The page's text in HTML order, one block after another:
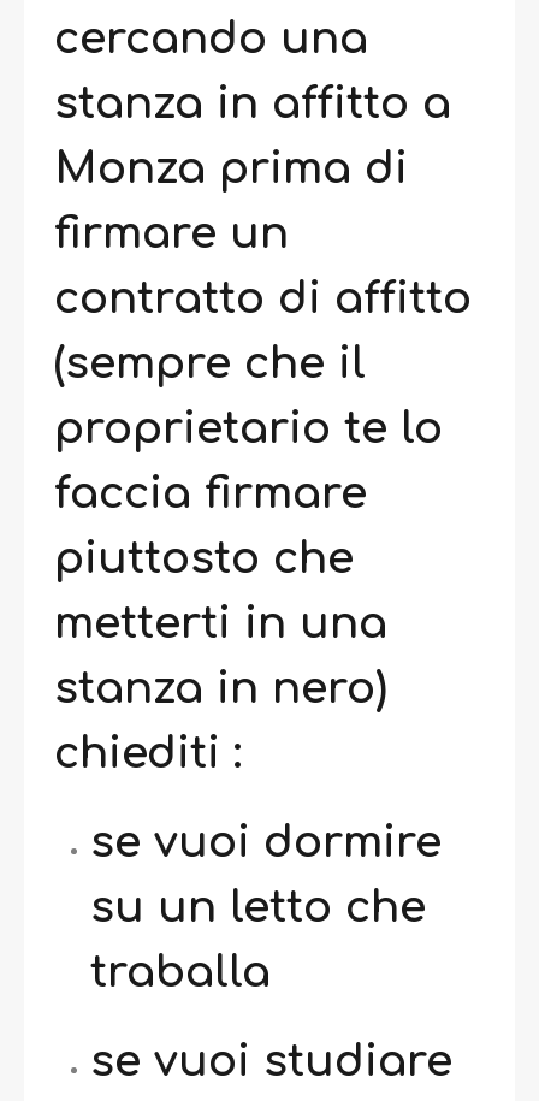
cercando una
stanza in affitto a
Monza prima di
firmare un
contratto di affitto
(sempre che il
proprietario te lo
faccia firmare
piuttosto che
metterti in una
stanza in nero)
chiediti :
se vuoi dormire
su un letto che
traballa
se vuoi studiare